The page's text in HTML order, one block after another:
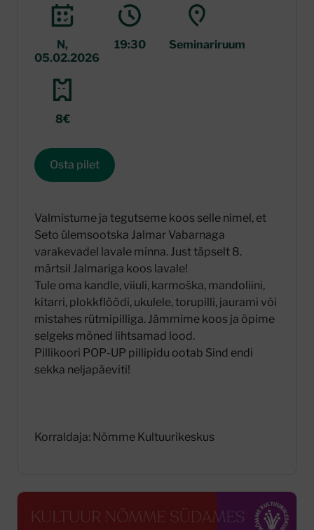
N,
05.02.2026
19:30 Seminariruum
8€
Osta pilet
Valmistume ja tegutseme koos selle nimel, et
Seto ülemsootska Jalmar Vabarnaga
varakevadel lavale minna. Just täpselt 8.
märtsil Jalmariga koos lavale!
Tule oma kandle, viiuli, karmoška, mandoliini,
kitarri, plokkflöödi, ukulele, torupilli, jaurami või
mistahes rütmipilliga. Jämmime koos ja õpime
selgeks mõned lihtsamad lood.
Pillikoori POP-UP pillipidu ootab Sind endi
sekka neljapäeviti!
Korraldaja: Nõmme Kultuurikeskus